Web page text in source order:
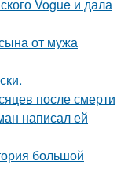
Vogue и дала
от мужа
после смерти
написал ей
большой